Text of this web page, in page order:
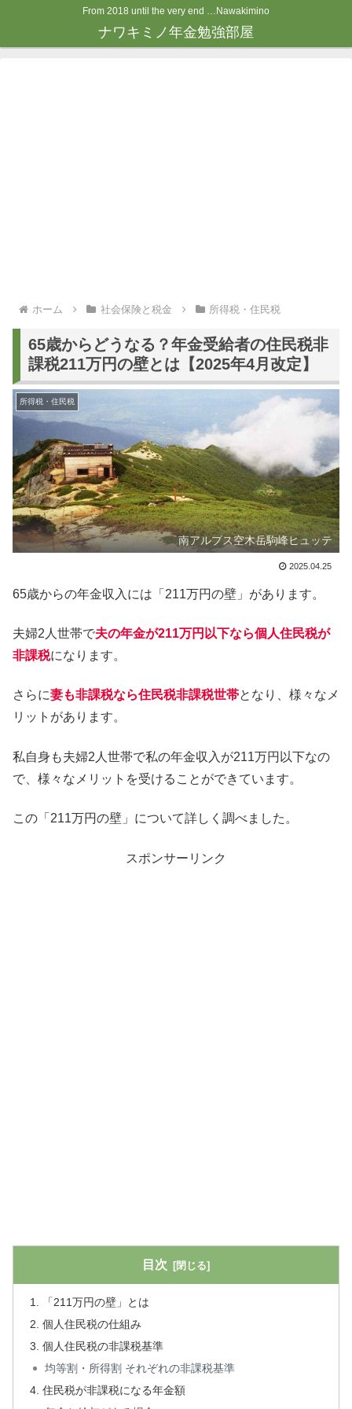
From 2018 until the very end …Nawakimino
ナワキミノ年金勉強部屋
ホーム 社会保険と税金 所得税・住民税
65歳からどうなる？年金受給者の住民税非
課税211万円の壁とは【2025年4月改定】
所得税・住民税
南アルプス空木岳駒峰ヒュッテ
2025.04.25
65歳からの年金収入には「211万円の壁」があります。
夫婦2人世帯で夫の年金が211万円以下なら個人住民税が
非課税になります。
さらに妻も非課税なら住民税非課税世帯となり、様々なメ
リットがあります。
私自身も夫婦2人世帯で私の年金収入が211万円以下なの
で、様々なメリットを受けることができています。
この「211万円の壁」について詳しく調べました。
スポンサーリンク
目次
「211万円の壁」とは
個人住民税の仕組み
個人住民税の非課税基準
均等割・所得割 それぞれの非課税基準
住民税が非課税になる年金額